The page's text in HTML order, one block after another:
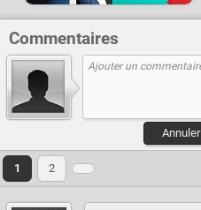
Commentaires
Annuler
1 2